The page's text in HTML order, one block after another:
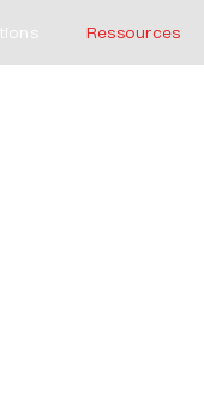
Ressources